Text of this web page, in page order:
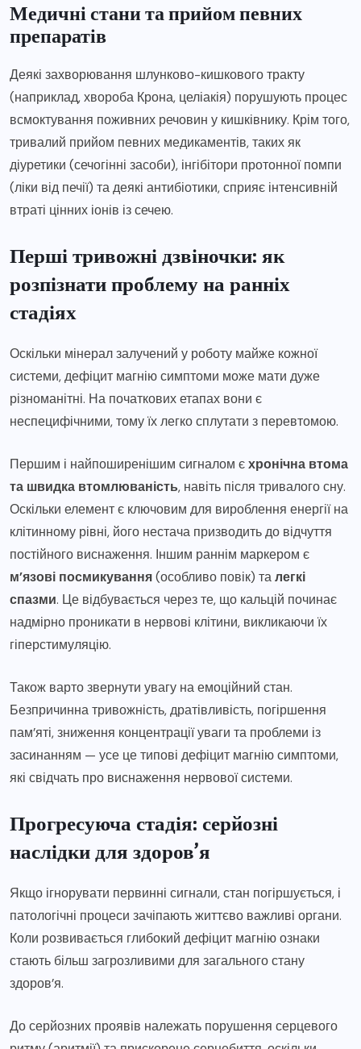
Медичні стани та прийом певних
препаратів
Деякі захворювання шлунково-кишкового тракту
(наприклад, хвороба Крона, целіакія) порушують процес
всмоктування поживних речовин у кишківнику. Крім того,
тривалий прийом певних медикаментів, таких як
діуретики (сечогінні засоби), інгібітори протонної помпи
(ліки від печії) та деякі антибіотики, сприяє інтенсивній
втраті цінних іонів із сечею.
Перші тривожні дзвіночки: як
розпізнати проблему на ранніх
стадіях
Оскільки мінерал залучений у роботу майже кожної
системи, дефіцит магнію симптоми може мати дуже
різноманітні. На початкових етапах вони є
неспецифічними, тому їх легко сплутати з перевтомою.
Першим і найпоширенішим сигналом єхронічна втома
та швидка втомлюваність, навіть після тривалого сну.
Оскільки елемент є ключовим для вироблення енергії на
клітинному рівні, його нестача призводить до відчуття
постійного виснаження. Іншим раннім маркером є
м’язові посмикування(особливо повік) талегкі
спазми. Це відбувається через те, що кальцій починає
надмірно проникати в нервові клітини, викликаючи їх
гіперстимуляцію.
Також варто звернути увагу на емоційний стан.
Безпричинна тривожність, дратівливість, погіршення
пам’яті, зниження концентрації уваги та проблеми із
засинанням — усе це типові дефіцит магнію симптоми,
які свідчать про виснаження нервової системи.
Прогресуюча стадія: серйозні
наслідки для здоров’я
Якщо ігнорувати первинні сигнали, стан погіршується, і
патологічні процеси зачіпають життєво важливі органи.
Коли розвивається глибокий дефіцит магнію ознаки
стають більш загрозливими для загального стану
здоров’я.
До серйозних проявів належать порушення серцевого